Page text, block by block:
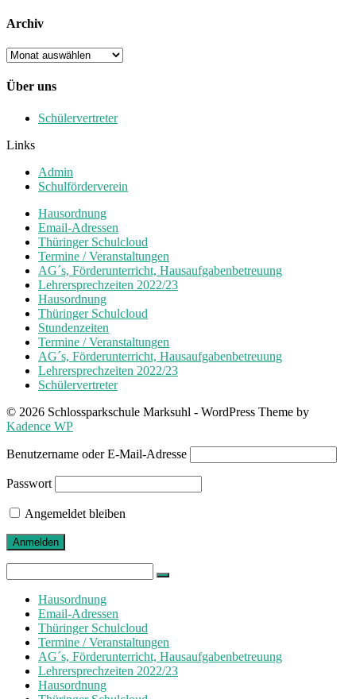
Archiv
Archiv
Über uns
Schülervertreter
Links
Admin
Schulförderverein
Hausordnung
Email-Adressen
Thüringer Schulcloud
Termine / Veranstaltungen
AG´s, Förderunterricht, Hausaufgabenbetreuung
Lehrersprechzeiten 2022/23
Hausordnung
Thüringer Schulcloud
Stundenzeiten
Termine / Veranstaltungen
AG´s, Förderunterricht, Hausaufgabenbetreuung
Lehrersprechzeiten 2022/23
Schülervertreter
© 2026 Schlossparkschule Marksuhl - WordPress Theme by
Kadence WP
Benutzername oder E-Mail-Adresse
Passwort
Angemeldet bleiben
for:
Hausordnung
Email-Adressen
Thüringer Schulcloud
Termine / Veranstaltungen
AG´s, Förderunterricht, Hausaufgabenbetreuung
Lehrersprechzeiten 2022/23
Hausordnung